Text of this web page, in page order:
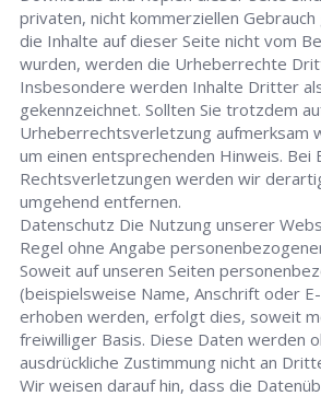
privaten, nicht kommerziellen
die Inhalte auf dieser Seite nicht vom
wurden, werden die Urheberrechte
Insbesondere werden Inhalte Dritter
gekennzeichnet. Sollten Sie trotzdem
Urheberrechtsverletzung aufmerksam
um einen entsprechenden Hinweis. Bei
Rechtsverletzungen werden wir
umgehend entfernen.
Datenschutz Die Nutzung unserer
Regel ohne Angabe
Soweit auf unseren Seiten
(beispielsweise Name, Anschrift oder
erhoben werden, erfolgt dies, soweit
freiwilliger Basis. Diese Daten werden
ausdrückliche Zustimmung nicht an
Wir weisen darauf hin, dass die